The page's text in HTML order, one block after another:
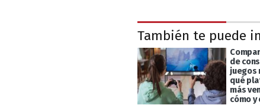
También te puede
de
juegos
qué
más
cómo y